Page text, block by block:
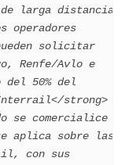
larga distancia
operadores
solicitar
Renfe/Avlo e
50% del
strong>
se comercialice a
aplica sobre las
con sus